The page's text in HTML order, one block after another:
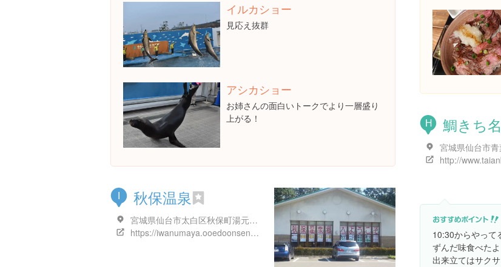
イルカショー
見応え抜群
アシカショー
お姉さんの面白いトークでより一層盛り
上がる！
H 鯛きち
http://
10:30からやって
ずんだ味食べたよ
出来立てはサク
秋保温泉
宮城県仙台市太白区秋保町湯元薬師１０７ 秋保温泉 岩沼屋
https://iwanumaya.ooedoonsen.jp/